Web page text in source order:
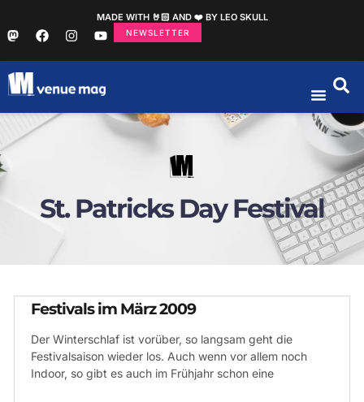
MADE WITH 🤘🏻 AND ❤️ BY LEO SKULL
NEWSLETTER
St. Patricks Day Festival
Festivals im März 2009
Der Winterschlaf ist vorüber, so langsam geht die
Festivalsaison wieder los. Auch wenn vor allem noch
Indoor, so gibt es auch im Frühjahr schon eine